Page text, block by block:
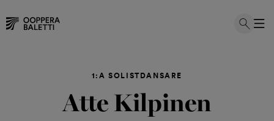
1:A SOLISTDANSARE
Atte Kilpinen